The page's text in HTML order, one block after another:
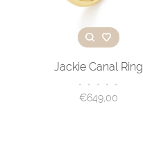
Jackie Canal Ring
• • • • •
€649,00